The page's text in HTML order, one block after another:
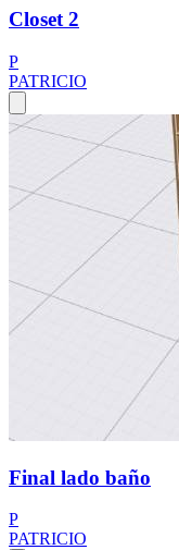
Closet 2
P
PATRICIO
Final lado baño
P
PATRICIO